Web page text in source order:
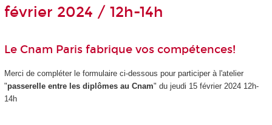
février 2024 / 12h-14h
Le Cnam Paris fabrique vos compétences!
Merci de compléter le formulaire ci-dessous pour participer à l'atelier
"passerelle entre les diplômes au Cnam" du jeudi 15 février 2024 12h-
14h